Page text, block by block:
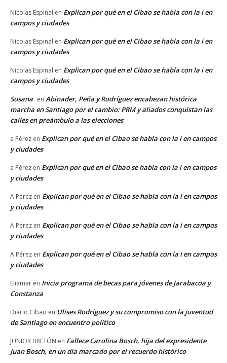
Nicolas Espinal en Explican por qué en el Cibao se habla con la i en
campos y ciudades
Nicolas Espinal en Explican por qué en el Cibao se habla con la i en
campos y ciudades
Nicolas Espinal en Explican por qué en el Cibao se habla con la i en
campos y ciudades
Susana en Abinader, Peña y Rodríguez encabezan histórica
marcha en Santiago por el cambio: PRM y aliados conquistan las
calles en preámbulo a las elecciones
a Pérez en Explican por qué en el Cibao se habla con la i en campos
y ciudades
a Pérez en Explican por qué en el Cibao se habla con la i en campos
y ciudades
A Pérez en Explican por qué en el Cibao se habla con la i en campos
y ciudades
A Pérez en Explican por qué en el Cibao se habla con la i en campos
y ciudades
A Pérez en Explican por qué en el Cibao se habla con la i en campos
y ciudades
Eliamar en Inicia programa de becas para jóvenes de Jarabacoa y
Constanza
Diario Cibao en Ulises Rodríguez y su compromiso con la juventud
de Santiago en encuentro político
JUNIOR BRETÓN en Fallece Carolina Bosch, hija del expresidente
Juan Bosch, en un día marcado por el recuerdo histórico